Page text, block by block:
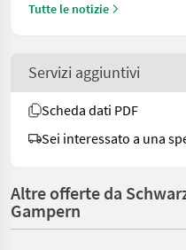
Tutte le notizie
Servizi aggiuntivi
Scheda dati PDF
Sei interessato a una
Altre offerte da
Gampern